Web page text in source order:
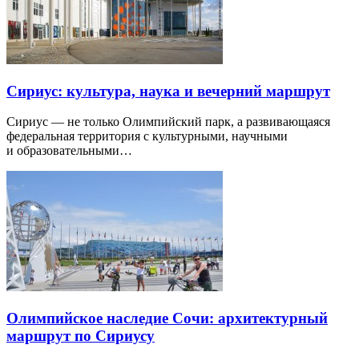
Сириус: культура, наука и вечерний маршрут
Сириус — не только Олимпийский парк, а развивающаяся
федеральная территория с культурными, научными
и образовательными…
Олимпийское наследие Сочи: архитектурный
маршрут по Сириусу